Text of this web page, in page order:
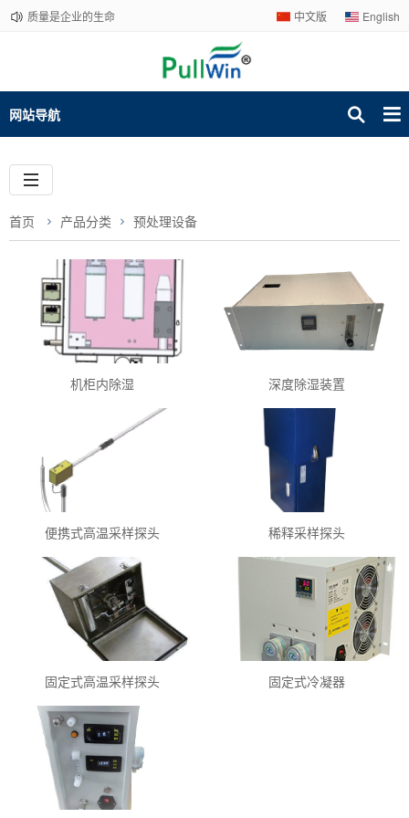
质量是企业的生命 中文版 English
网站导航
首页 产品分类 预处理设备
机柜内除湿 深度除湿装置
便携式高温采样探头 稀释采样探头
固定式高温采样探头 固定式冷凝器